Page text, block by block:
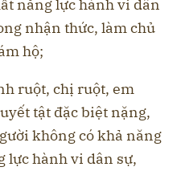
năng lực hành vi dân
nhận thức, làm chủ
hộ;
ruột, chị ruột, em
tật đặc biệt nặng,
không có khả năng
lực hành vi dân sự,